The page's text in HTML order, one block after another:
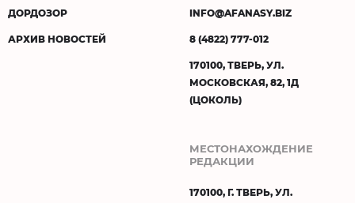
ДОРДОЗОР
АРХИВ НОВОСТЕЙ
INFO@AFANASY.BIZ
8 (4822) 777-012
170100, ТВЕРЬ, УЛ.
МОСКОВСКАЯ, 82, 1Д
(ЦОКОЛЬ)
МЕСТОНАХОЖДЕНИЕ
РЕДАКЦИИ
170100, Г. ТВЕРЬ, УЛ.